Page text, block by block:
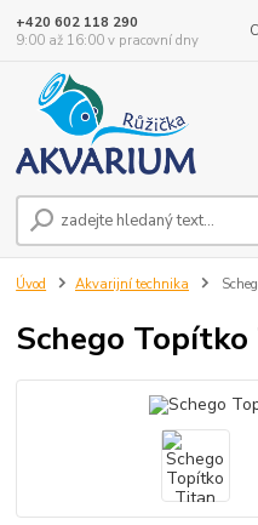
+420 602 118 290
9:00 až 16:00 v pracovní dny
Úvod Akvarijní technika
Schego